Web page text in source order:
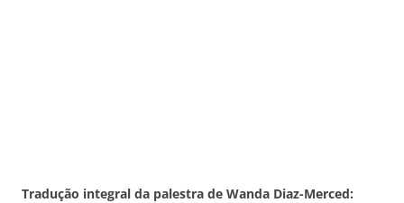
Tradução integral da palestra de Wanda Diaz-Merced: